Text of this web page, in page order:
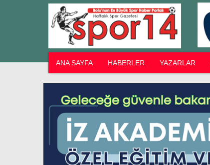
ANA SAYFA HABERLER YAZARLAR